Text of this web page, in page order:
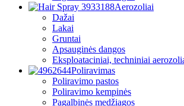
Aerozoliai
Dažai
Lakai
Gruntai
Apsauginės dangos
Eksploataciniai, techniniai
Poliravimas
Poliravimo pastos
Poliravimo kempinės
Pagalbinės medžiagos